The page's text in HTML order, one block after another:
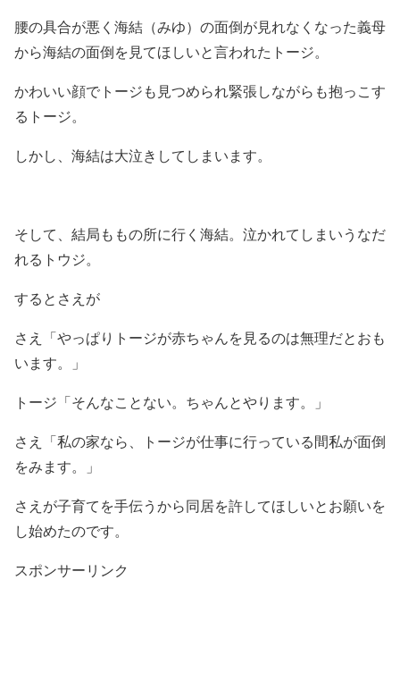
腰の具合が悪く海結（みゆ）の面倒が見れなくなった義母
から海結の面倒を見てほしいと言われたトージ。
かわいい顔でトージも見つめられ緊張しながらも抱っこす
るトージ。
しかし、海結は大泣きしてしまいます。
そして、結局ももの所に行く海結。 泣かれてしまいうなだ
れるトウジ。
するとさえが
さえ「やっぱりトージが赤ちゃんを見るのは無理だとおも
います。」
トージ「そんなことない。ちゃんとやります。」
さえ「私の家なら、トージが仕事に行っている間私が面倒
をみます。」
さえが子育てを手伝うから同居を許してほしいとお願いを
し始めたのです。
スポンサーリンク